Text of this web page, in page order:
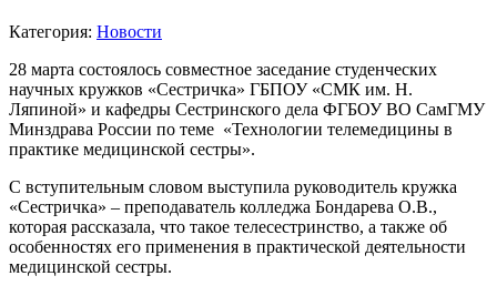
Категория: Новости
28 марта состоялось совместное заседание студенческих
научных кружков «Сестричка» ГБПОУ «СМК им. Н.
Ляпиной» и кафедры Сестринского дела ФГБОУ ВО СамГМУ
Минздрава России по теме «Технологии телемедицины в
практике медицинской сестры».
С вступительным словом выступила руководитель кружка
«Сестричка» – преподаватель колледжа Бондарева О.В.,
которая рассказала, что такое телесестринство, а также об
особенностях его применения в практической деятельности
медицинской сестры.